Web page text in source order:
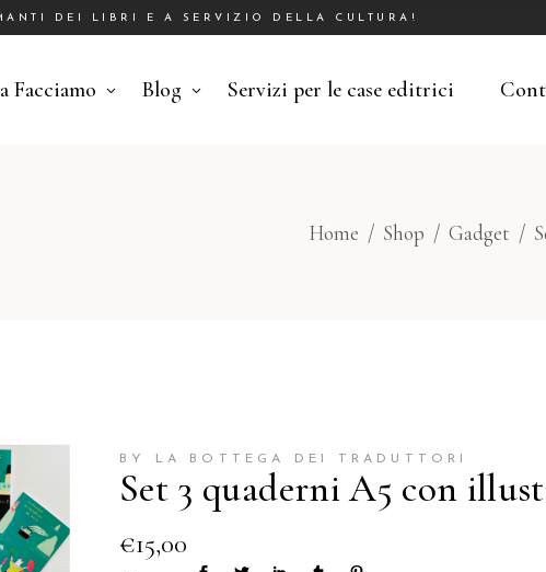
DEI LIBRI E A SERVIZIO DELLA CULTURA!
Facciamo Blog Servizi per le case editrici
Home / Shop / Gadget /
BY LA BOTTEGA DEI TRADUTTORI
Set 3 quaderni A5 con
€15,00